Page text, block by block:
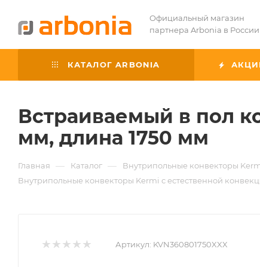
Официальный магазин
партнера Arbonia в России
КАТАЛОГ ARBONIA
Встраиваемый в пол
мм, длина 1750 мм
Главная — Каталог — Внутрипольные конвекторы
Внутрипольные конвекторы Kermi с естественной
Артикул: KVN360801750XXX